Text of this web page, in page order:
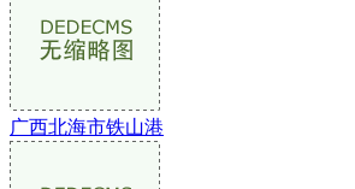
广西北海市铁山港